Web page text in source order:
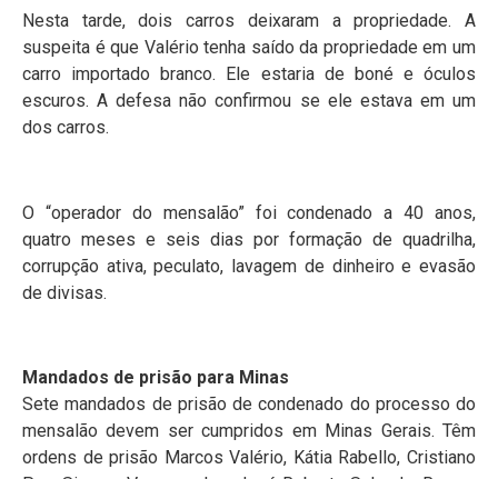
Nesta tarde, dois carros deixaram a propriedade. A
suspeita é que Valério tenha saído da propriedade em um
carro importado branco. Ele estaria de boné e óculos
escuros. A defesa não confirmou se ele estava em um
dos carros.
O “operador do mensalão” foi condenado a 40 anos,
quatro meses e seis dias por formação de quadrilha,
corrupção ativa, peculato, lavagem de dinheiro e evasão
de divisas.
Mandados de prisão para Minas
Sete mandados de prisão de condenado do processo do
mensalão devem ser cumpridos em Minas Gerais. Têm
ordens de prisão Marcos Valério, Kátia Rabello, Cristiano